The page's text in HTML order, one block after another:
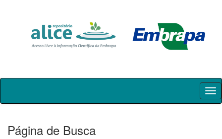
Skip
Página de Busca